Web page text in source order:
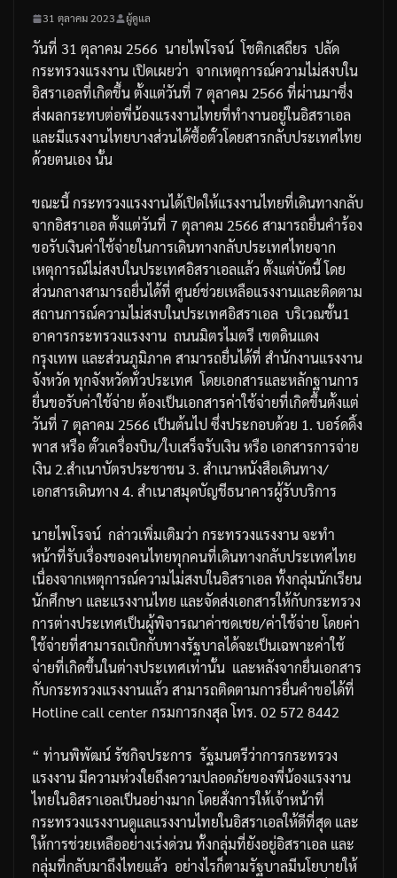
31 ตุลาคม 2023 ผู้ดูแล
วันที่ 31 ตุลาคม 2566 นายไพโรจน์ โชติกเสถียร ปลัด
กระทรวงแรงงาน เปิดเผยว่า จากเหตุการณ์ความไม่สงบใน
อิสราเอลที่เกิดขึ้นตั้งแต่วันที่ 7 ตุลาคม 2566 ที่ผ่านมาซึ่ง
ส่งผลกระทบต่อพี่น้องแรงงานไทยที่ทำงานอยู่ในอิสราเอล
และมีแรงงานไทยบางส่วนได้ซื้อตั๋วโดยสารกลับประเทศไทย
ด้วยตนเอง นั้น
ขณะนี้กระทรวงแรงงานได้เปิดให้แรงงานไทยที่เดินทางกลับ
จากอิสราเอล ตั้งแต่วันที่ 7 ตุลาคม 2566 สามารถยื่นคำร้อง
ขอรับเงินค่าใช้จ่ายในการเดินทางกลับประเทศไทยจาก
เหตุการณ์ไม่สงบในประเทศอิสราเอลแล้ว ตั้งแต่บัดนี้โดย
ส่วนกลางสามารถยื่นได้ที่ ศูนย์ช่วยเหลือแรงงานและติดตาม
สถานการณ์ความไม่สงบในประเทศอิสราเอล บริเวณชั้น1
อาคารกระทรวงแรงงาน ถนนมิตรไมตรี เขตดินแดง
กรุงเทพ และส่วนภูมิภาค สามารถยื่นได้ที่ สำนักงานแรงงาน
จังหวัดทุกจังหวัดทั่วประเทศ โดยเอกสารและหลักฐานการ
ยื่นขอรับค่าใช้จ่าย ต้องเป็นเอกสารค่าใช้จ่ายที่เกิดขึ้นตั้งแต่
วันที่ 7 ตุลาคม 2566 เป็นต้นไปซึ่งประกอบด้วย 1. บอร์ดดิ้ง
พาสหรือตั๋วเครื่องบิน/ใบเสร็จรับเงินหรือ เอกสารการจ่าย
เงิน 2.สำเนาบัตรประชาชน 3. สำเนาหนังสือเดินทาง/
เอกสารเดินทาง 4. สำเนาสมุดบัญชีธนาคารผู้รับบริการ
นายไพโรจน์ กล่าวเพิ่มเติมว่า กระทรวงแรงงานจะทำ
หน้าที่รับเรื่องของคนไทยทุกคนที่เดินทางกลับประเทศไทย
เนื่องจากเหตุการณ์ความไม่สงบในอิสราเอล ทั้งกลุ่มนักเรียน
นักศึกษา และแรงงานไทย และจัดส่งเอกสารให้กับกระทรวง
การต่างประเทศเป็นผู้พิจารณาค่าชดเชย/ค่าใช้จ่าย โดยค่า
ใช้จ่ายที่สามารถเบิกกับทางรัฐบาลได้จะเป็นเฉพาะค่าใช้
จ่ายที่เกิดขึ้นในต่างประเทศเท่านั้น และหลังจากยื่นเอกสาร
กับกระทรวงแรงงานแล้ว สามารถติดตามการยื่นคำขอได้ที่
Hotline call centerกรมการกงสุล โทร. 02 572 8442
“ ท่านพิพัฒน์รัชกิจประการ รัฐมนตรีว่าการกระทรวง
แรงงานมีความห่วงใยถึงความปลอดภัยของพี่น้องแรงงาน
ไทยในอิสราเอลเป็นอย่างมาก โดยสั่งการให้เจ้าหน้าที่
กระทรวงแรงงานดูแลแรงงานไทยในอิสราเอลให้ดีที่สุด และ
ให้การช่วยเหลืออย่างเร่งด่วนทั้งกลุ่มที่ยังอยู่อิสราเอล และ
กลุ่มที่กลับมาถึงไทยแล้ว อย่างไรก็ตามรัฐบาลมีนโยบายให้